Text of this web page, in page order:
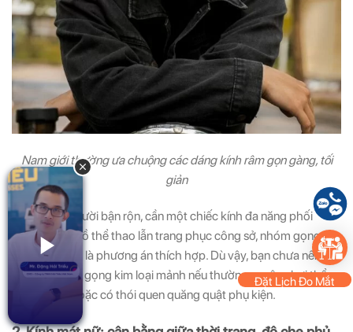
Nam giới thường ưa chuộng các dáng kính râm gọn gàng, tối
giản
Nếu bạn là người bận rộn, cần một chiếc kính đa năng phối
được với cả đồ thể thao lẫn trang phục công sở, nhóm gọng
gọn gàng này là phương án thích hợp. Dù vậy, bạn chưa nên
chọn các bản gọng kim loại mảnh nếu thường xuyên chơi thể
thao mạnh hoặc có thói quen quăng quật phụ kiện.
Đặt Lịch Đo Mắt